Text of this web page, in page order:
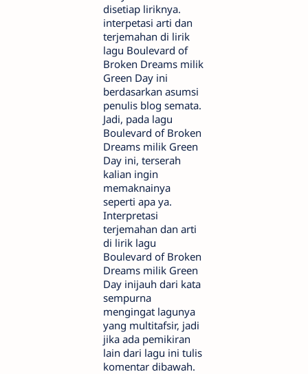
disetiap liriknya.
interpetasi arti dan
terjemahan di lirik
lagu Boulevard of
Broken Dreams milik
Green Day ini
berdasarkan asumsi
penulis blog semata.
Jadi, pada lagu
Boulevard of Broken
Dreams milik Green
Day ini, terserah
kalian ingin
memaknainya
seperti apa ya.
Interpretasi
terjemahan dan arti
di lirik lagu
Boulevard of Broken
Dreams milik Green
Day inijauh dari kata
sempurna
mengingat lagunya
yang multitafsir, jadi
jika ada pemikiran
lain dari lagu ini tulis
komentar dibawah.